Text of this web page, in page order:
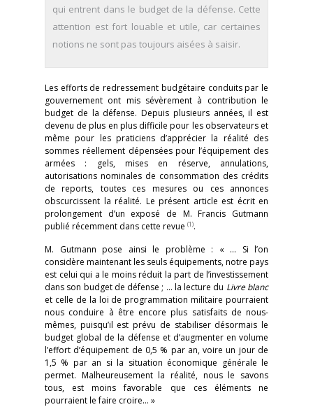
qui entrent dans le budget de la défense. Cette
attention est fort louable et utile, car certaines
notions ne sont pas toujours aisées à saisir.
Les efforts de redressement budgétaire conduits par le
gouvernement ont mis sévèrement à contribution le
budget de la défense. Depuis plusieurs années, il est
devenu de plus en plus difficile pour les observateurs et
même pour les praticiens d’apprécier la réalité des
sommes réellement dépensées pour l’équipement des
armées : gels, mises en réserve, annulations,
autorisations nominales de consommation des crédits
de reports, toutes ces mesures ou ces annonces
obscurcissent la réalité. Le présent article est écrit en
prolongement d’un exposé de M. Francis Gutmann
publié récemment dans cette revue (1).
M. Gutmann pose ainsi le problème : « … Si l’on
considère maintenant les seuls équipements, notre pays
est celui qui a le moins réduit la part de l’investissement
dans son budget de défense ; … la lecture du Livre blanc
et celle de la loi de programmation militaire pourraient
nous conduire à être encore plus satisfaits de nous-
mêmes, puisqu’il est prévu de stabiliser désormais le
budget global de la défense et d’augmenter en volume
l’effort d’équipement de 0,5 % par an, voire un jour de
1,5 % par an si la situation économique générale le
permet. Malheureusement la réalité, nous le savons
tous, est moins favorable que ces éléments ne
pourraient le faire croire… »